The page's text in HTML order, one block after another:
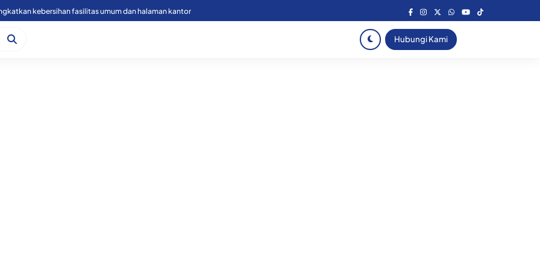
Rutan Labuhan deli gelar cek kesehatan gratis dan donor darah
Hubungi Kami